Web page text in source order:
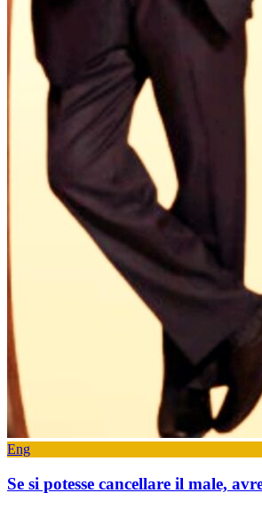
Eng
Se si potesse cancellare il male,